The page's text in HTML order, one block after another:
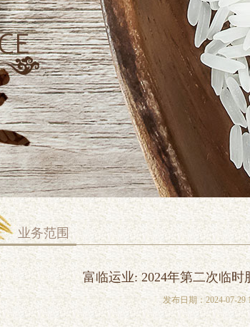
业务范围
富临运业: 2024年第二次临
发布日期：2024-07-